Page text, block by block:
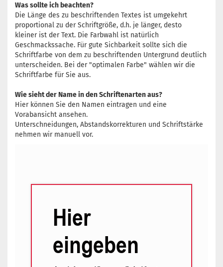
Was sollte ich beachten?
Die Länge des zu beschriftenden Textes ist umgekehrt
proportional zu der Schriftgröße, d.h. je länger, desto
kleiner ist der Text. Die Farbwahl ist natürlich
Geschmackssache. Für gute Sichbarkeit sollte sich die
Schriftfarbe von dem zu beschriftenden Untergrund deutlich
unterscheiden. Bei der "optimalen Farbe" wählen wir die
Schriftfarbe für Sie aus.
Wie sieht der Name in den Schriftenarten aus?
Hier können Sie den Namen eintragen und eine
Vorabansicht ansehen.
Unterschneidungen, Abstandskorrekturen und Schriftstärke
nehmen wir manuell vor.